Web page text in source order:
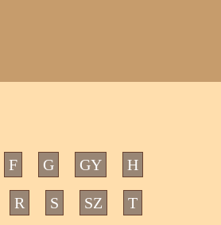
F G GY H
R S SZ T